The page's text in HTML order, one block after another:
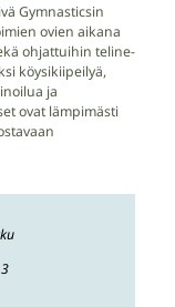
Gymnasticsin
ovien aikana
ohjattuihin teline-
köysikiipeilyä,
ja
ovat lämpimästi